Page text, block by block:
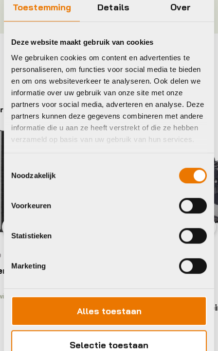
Toestemming Details Over
Deze website maakt gebruik van cookies
We gebruiken cookies om content en advertenties te
personaliseren, om functies voor social media te bieden
en om ons websiteverkeer te analyseren. Ook delen we
informatie over uw gebruik van onze site met onze
partners voor social media, adverteren en analyse. Deze
partners kunnen deze gegevens combineren met andere
informatie die u aan ze heeft verstrekt of die ze hebben
verzameld op basis van uw gebruik van hun services.
Noodzakelijk
Voorkeuren
Statistieken
Marketing
Alles toestaan
Selectie toestaan
Maak je fiets compleet
Bekijk alle accessoires
Previous
BBB
BBB BTL-21 Kettingreiniger
Bright&Fresh;
€24,95
Op voorraad in winkel